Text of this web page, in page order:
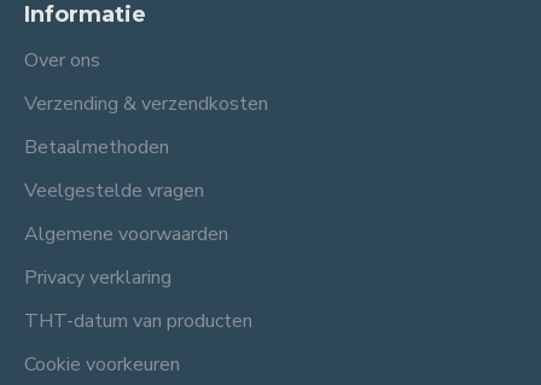
Informatie
Over ons
Verzending & verzendkosten
Betaalmethoden
Veelgestelde vragen
Algemene voorwaarden
Privacy verklaring
THT-datum van producten
Cookie voorkeuren